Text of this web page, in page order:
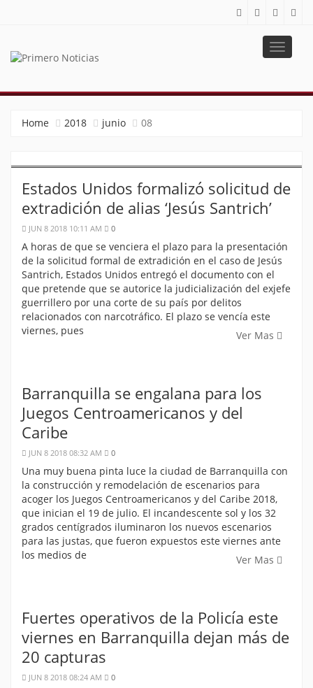
Toggle
Home 2018 junio 08
Estados Unidos formalizó solicitud de
extradición de alias ‘Jesús Santrich’
JUN 8 2018 10:11 AM 0
A horas de que se venciera el plazo para la presentación
de la solicitud formal de extradición en el caso de Jesús
Santrich, Estados Unidos entregó el documento con el
que pretende que se autorice la judicialización del exjefe
guerrillero por una corte de su país por delitos
relacionados con narcotráfico. El plazo se vencía este
viernes, pues
Ver Mas
Barranquilla se engalana para los
Juegos Centroamericanos y del
Caribe
JUN 8 2018 08:32 AM 0
Una muy buena pinta luce la ciudad de Barranquilla con
la construcción y remodelación de escenarios para
acoger los Juegos Centroamericanos y del Caribe 2018,
que inician el 19 de julio. El incandescente sol y los 32
grados centígrados iluminaron los nuevos escenarios
para las justas, que fueron expuestos este viernes ante
los medios de
Ver Mas
Fuertes operativos de la Policía este
viernes en Barranquilla dejan más de
20 capturas
JUN 8 2018 08:24 AM 0